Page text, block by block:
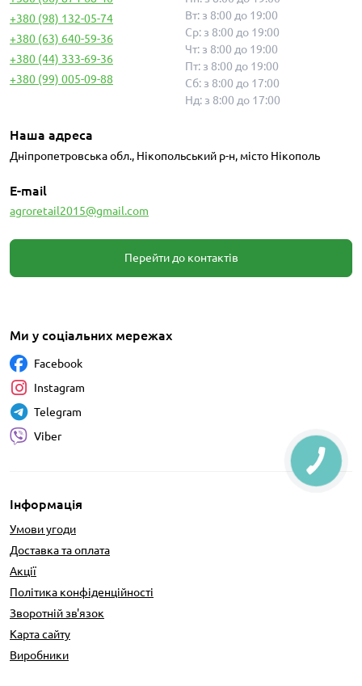
+380 (98) 132-05-74
+380 (63) 640-59-36
+380 (44) 333-69-36
+380 (99) 005-09-88
Вт: з 8:00 до 19:00
Ср: з 8:00 до 19:00
Чт: з 8:00 до 19:00
Пт: з 8:00 до 19:00
Сб: з 8:00 до 17:00
Нд: з 8:00 до 17:00
Наша адреса
Дніпропетровська обл., Нікопольський р-н, місто Нікополь
E-mail
agroretail2015@gmail.com
Перейти до контактів
Інформація
Умови угоди
Доставка та оплата
Акції
Політика конфіденційності
Зворотній зв'язок
Карта сайту
Виробники
Ми у соціальних мережах
Facebook
Instagram
Telegram
Viber